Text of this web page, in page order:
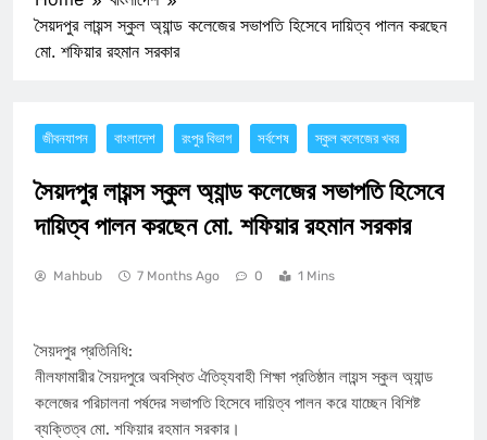
সৈয়দপুর লায়ন্স স্কুল অ্যান্ড কলেজের সভাপতি হিসেবে দায়িত্ব পালন করছেন
মো. শফিয়ার রহমান সরকার
জীবনযাপন বাংলাদেশ রংপুর বিভাগ সর্বশেষ স্কুল কলেজের খবর
সৈয়দপুর লায়ন্স স্কুল অ্যান্ড কলেজের সভাপতি হিসেবে
দায়িত্ব পালন করছেন মো. শফিয়ার রহমান সরকার
Mahbub 7 Months Ago 0 1 Mins
সৈয়দপুর প্রতিনিধি:
নীলফামারীর সৈয়দপুরে অবস্থিত ঐতিহ্যবাহী শিক্ষা প্রতিষ্ঠান লায়ন্স স্কুল অ্যান্ড
কলেজের পরিচালনা পর্ষদের সভাপতি হিসেবে দায়িত্ব পালন করে যাচ্ছেন বিশিষ্ট
ব্যক্তিত্ব মো. শফিয়ার রহমান সরকার।